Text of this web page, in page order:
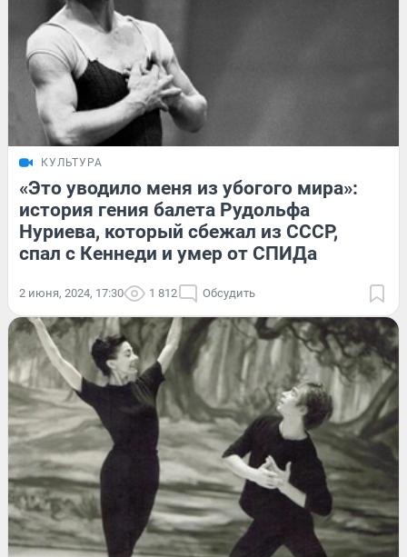
КУЛЬТУРА
«Это уводило меня из убогого мира»:
история гения балета Рудольфа
Нуриева, который сбежал из СССР,
спал с Кеннеди и умер от СПИДа
2 июня, 2024, 17:30 1 812 Обсудить